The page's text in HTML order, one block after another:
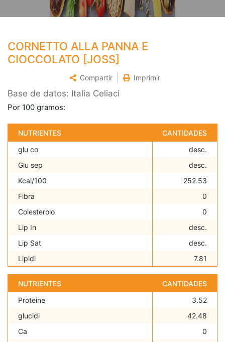
CORNETTO ALLA PANNA E
CIOCCOLATO [JOSS]
Compartir Imprimir
Base de datos: Italia Celiaci
Por 100 gramos:
NUTRIENTES
CANTIDADES
glu co
desc.
Glu sep
desc.
Kcal/100
252.53
Fibra
0
Colesterolo
0
Lip In
desc.
Lip Sat
desc.
Lipidi
7.81
NUTRIENTES
CANTIDADES
Proteine
3.52
glucidi
42.48
Ca
0